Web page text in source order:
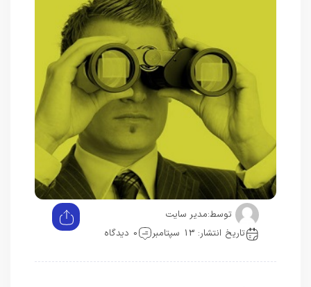
توسط:مدیر سایت
تاریخ انتشار: 13 سپتامبر
0 دیدگاه